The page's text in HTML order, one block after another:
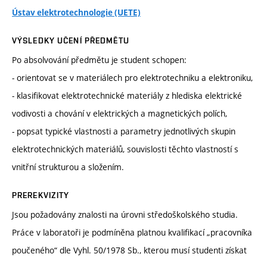
Ústav elektrotechnologie (UETE)
VÝSLEDKY UČENÍ PŘEDMĚTU
Po absolvování předmětu je student schopen:
- orientovat se v materiálech pro elektrotechniku a elektroniku,
- klasifikovat elektrotechnické materiály z hlediska elektrické
vodivosti a chování v elektrických a magnetických polích,
- popsat typické vlastnosti a parametry jednotlivých skupin
elektrotechnických materiálů, souvislosti těchto vlastností s
vnitřní strukturou a složením.
PREREKVIZITY
Jsou požadovány znalosti na úrovni středoškolského studia.
Práce v laboratoři je podmíněna platnou kvalifikací „pracovníka
poučeného“ dle Vyhl. 50/1978 Sb., kterou musí studenti získat